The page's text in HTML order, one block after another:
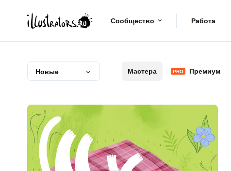
Сообщество Работа
Новые Мастера PRO Премиум